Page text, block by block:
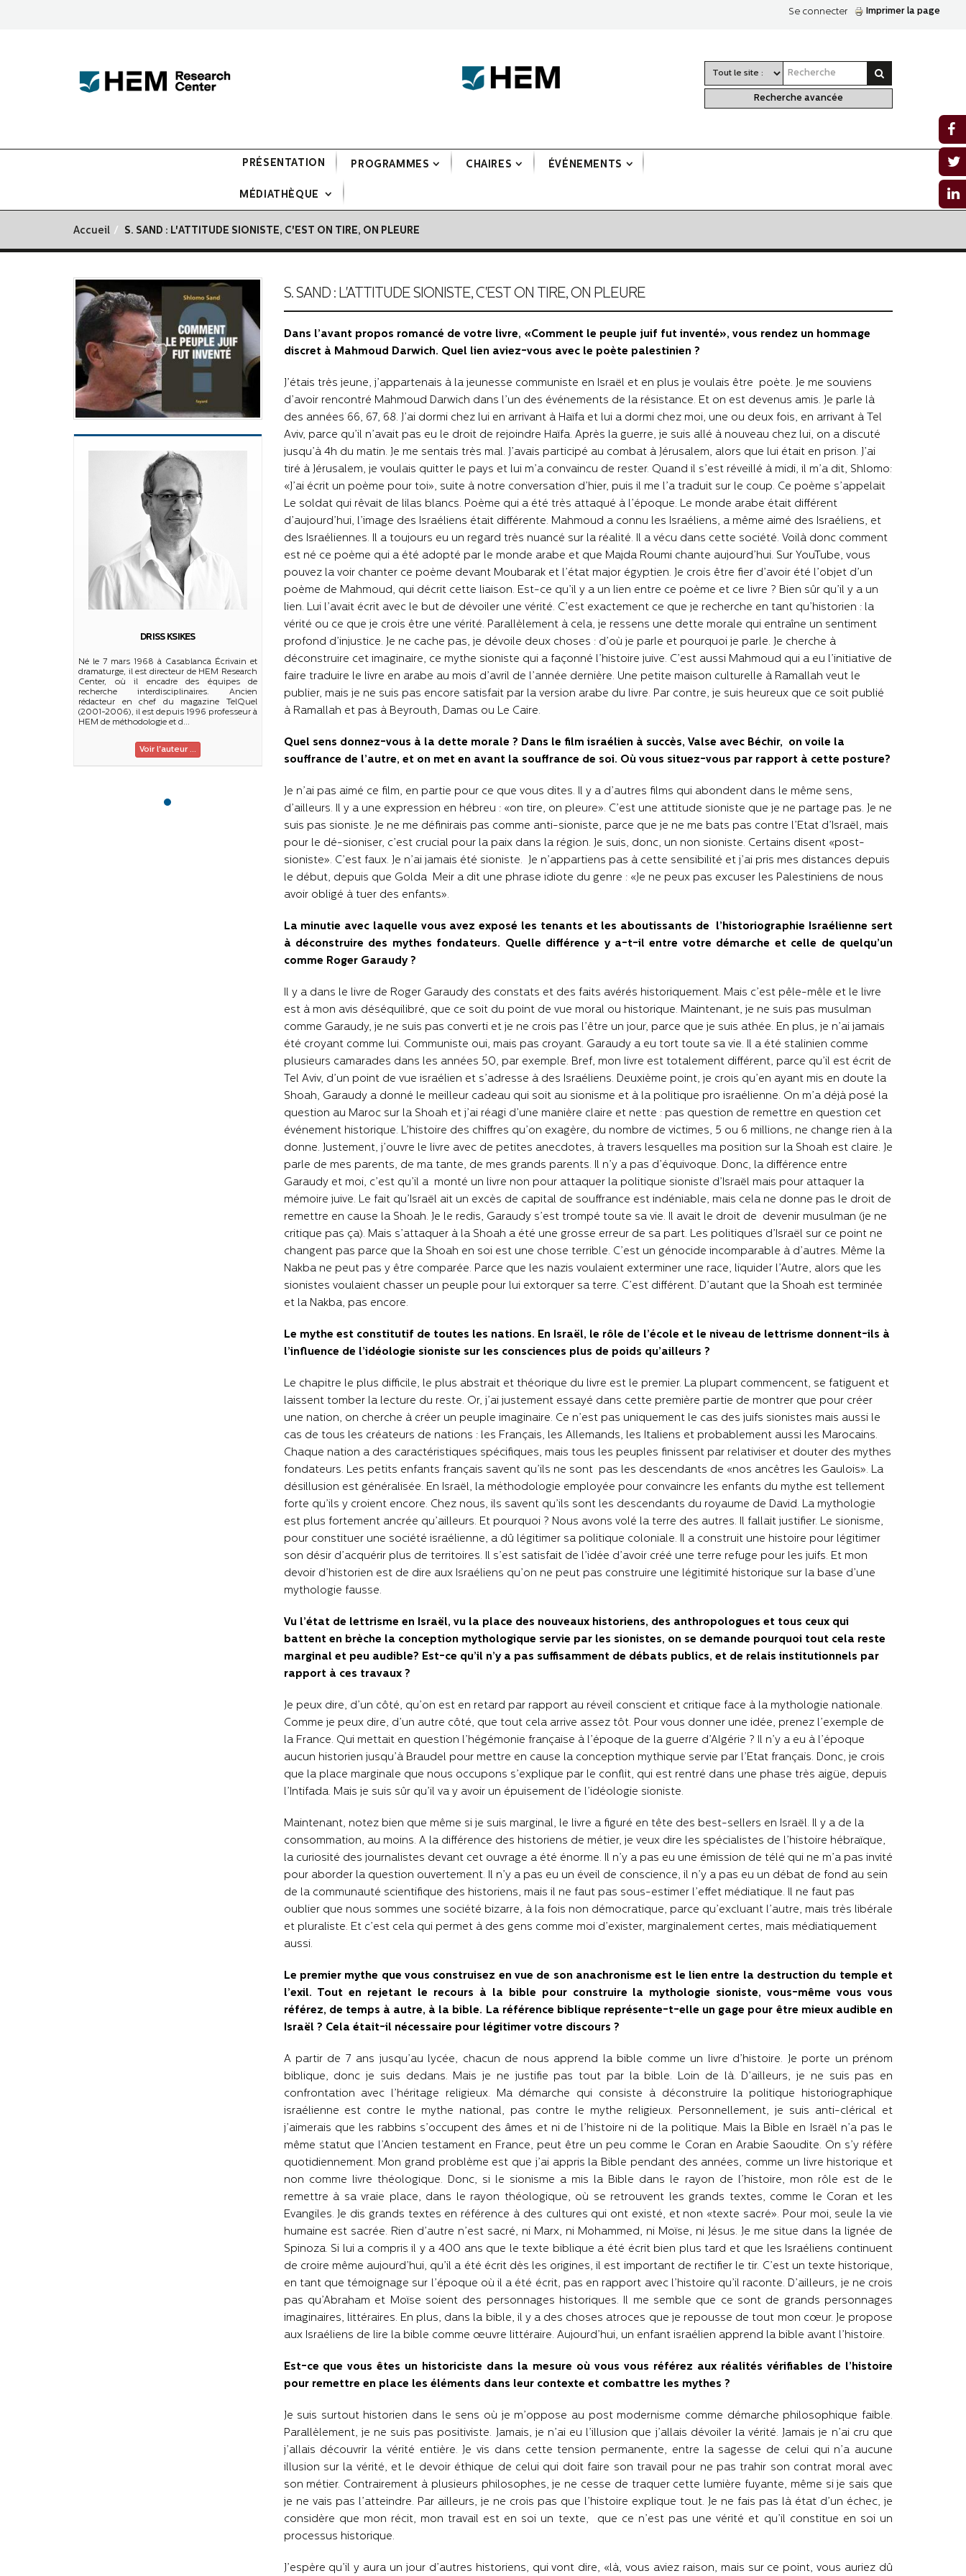
Se connecter Imprimer la page
Recherche avancée
PRÉSENTATION PROGRAMMES CHAIRES ÉVÉNEMENTS
MÉDIATHÈQUE
Accueil S. SAND : L'ATTITUDE SIONISTE, C'EST ON TIRE, ON PLEURE
DRISS KSIKES
Né le 7 mars 1968 à Casablanca Écrivain et
dramaturge, il est directeur de HEM Research
Center, où il encadre des équipes de
recherche interdisciplinaires. Ancien
rédacteur en chef du magazine TelQuel
(2001-2006), il est depuis 1996 professeur à
HEM de méthodologie et d...
Voir l'auteur ...
S. SAND : L'ATTITUDE SIONISTE, C'EST ON TIRE, ON PLEURE
Dans l’avant propos romancé de votre livre, «Comment le peuple juif fut inventé», vous rendez un hommage
discret à Mahmoud Darwich. Quel lien aviez-vous avec le poète palestinien ?
J’étais très jeune, j’appartenais à la jeunesse communiste en Israël et en plus je voulais être poète. Je me souviens
d’avoir rencontré Mahmoud Darwich dans l’un des événements de la résistance. Et on est devenus amis. Je parle là
des années 66, 67, 68. J’ai dormi chez lui en arrivant à Haïfa et lui a dormi chez moi, une ou deux fois, en arrivant à Tel
Aviv, parce qu’il n’avait pas eu le droit de rejoindre Haïfa. Après la guerre, je suis allé à nouveau chez lui, on a discuté
jusqu’à 4h du matin. Je me sentais très mal. J’avais participé au combat à Jérusalem, alors que lui était en prison. J’ai
tiré à Jérusalem, je voulais quitter le pays et lui m’a convaincu de rester. Quand il s’est réveillé à midi, il m’a dit, Shlomo:
«J’ai écrit un poème pour toi», suite à notre conversation d’hier, puis il me l’a traduit sur le coup. Ce poème s’appelait
Le soldat qui rêvait de lilas blancs. Poème qui a été très attaqué à l’époque. Le monde arabe était différent
d’aujourd’hui, l’image des Israéliens était différente. Mahmoud a connu les Israéliens, a même aimé des Israéliens, et
des Israéliennes. Il a toujours eu un regard très nuancé sur la réalité. Il a vécu dans cette société. Voilà donc comment
est né ce poème qui a été adopté par le monde arabe et que Majda Roumi chante aujourd’hui. Sur YouTube, vous
pouvez la voir chanter ce poème devant Moubarak et l’état major égyptien. Je crois être fier d’avoir été l’objet d’un
poème de Mahmoud, qui décrit cette liaison. Est-ce qu’il y a un lien entre ce poème et ce livre ? Bien sûr qu’il y a un
lien. Lui l’avait écrit avec le but de dévoiler une vérité. C’est exactement ce que je recherche en tant qu’historien : la
vérité ou ce que je crois être une vérité. Parallèlement à cela, je ressens une dette morale qui entraîne un sentiment
profond d’injustice. Je ne cache pas, je dévoile deux choses : d’où je parle et pourquoi je parle. Je cherche à
déconstruire cet imaginaire, ce mythe sioniste qui a façonné l’histoire juive. C’est aussi Mahmoud qui a eu l’initiative de
faire traduire le livre en arabe au mois d’avril de l’année dernière. Une petite maison culturelle à Ramallah veut le
publier, mais je ne suis pas encore satisfait par la version arabe du livre. Par contre, je suis heureux que ce soit publié
à Ramallah et pas à Beyrouth, Damas ou Le Caire.
Quel sens donnez-vous à la dette morale ? Dans le film israélien à succès, Valse avec Béchir, on voile la
souffrance de l’autre, et on met en avant la souffrance de soi. Où vous situez-vous par rapport à cette posture?
Je n’ai pas aimé ce film, en partie pour ce que vous dites. Il y a d’autres films qui abondent dans le même sens,
d’ailleurs. Il y a une expression en hébreu : «on tire, on pleure». C’est une attitude sioniste que je ne partage pas. Je ne
suis pas sioniste. Je ne me définirais pas comme anti-sioniste, parce que je ne me bats pas contre l’Etat d’Israël, mais
pour le dé-sioniser, c’est crucial pour la paix dans la région. Je suis, donc, un non sioniste. Certains disent «post-
sioniste». C’est faux. Je n’ai jamais été sioniste. Je n’appartiens pas à cette sensibilité et j’ai pris mes distances depuis
le début, depuis que Golda Meir a dit une phrase idiote du genre : «Je ne peux pas excuser les Palestiniens de nous
avoir obligé à tuer des enfants».
La minutie avec laquelle vous avez exposé les tenants et les aboutissants de l’historiographie Israélienne sert
à déconstruire des mythes fondateurs. Quelle différence y a-t-il entre votre démarche et celle de quelqu’un
comme Roger Garaudy ?
Il y a dans le livre de Roger Garaudy des constats et des faits avérés historiquement. Mais c’est pêle-mêle et le livre
est à mon avis déséquilibré, que ce soit du point de vue moral ou historique. Maintenant, je ne suis pas musulman
comme Garaudy, je ne suis pas converti et je ne crois pas l’être un jour, parce que je suis athée. En plus, je n’ai jamais
été croyant comme lui. Communiste oui, mais pas croyant. Garaudy a eu tort toute sa vie. Il a été stalinien comme
plusieurs camarades dans les années 50, par exemple. Bref, mon livre est totalement différent, parce qu’il est écrit de
Tel Aviv, d’un point de vue israélien et s’adresse à des Israéliens. Deuxième point, je crois qu’en ayant mis en doute la
Shoah, Garaudy a donné le meilleur cadeau qui soit au sionisme et à la politique pro israélienne. On m’a déjà posé la
question au Maroc sur la Shoah et j’ai réagi d’une manière claire et nette : pas question de remettre en question cet
événement historique. L’histoire des chiffres qu’on exagère, du nombre de victimes, 5 ou 6 millions, ne change rien à la
donne. Justement, j’ouvre le livre avec de petites anecdotes, à travers lesquelles ma position sur la Shoah est claire. Je
parle de mes parents, de ma tante, de mes grands parents. Il n’y a pas d’équivoque. Donc, la différence entre
Garaudy et moi, c’est qu’il a monté un livre non pour attaquer la politique sioniste d’Israël mais pour attaquer la
mémoire juive. Le fait qu’Israël ait un excès de capital de souffrance est indéniable, mais cela ne donne pas le droit de
remettre en cause la Shoah. Je le redis, Garaudy s’est trompé toute sa vie. Il avait le droit de devenir musulman (je ne
critique pas ça). Mais s’attaquer à la Shoah a été une grosse erreur de sa part. Les politiques d’Israël sur ce point ne
changent pas parce que la Shoah en soi est une chose terrible. C’est un génocide incomparable à d’autres. Même la
Nakba ne peut pas y être comparée. Parce que les nazis voulaient exterminer une race, liquider l’Autre, alors que les
sionistes voulaient chasser un peuple pour lui extorquer sa terre. C’est différent. D’autant que la Shoah est terminée
et la Nakba, pas encore.
Le mythe est constitutif de toutes les nations. En Israël, le rôle de l’école et le niveau de lettrisme donnent-ils à
l’influence de l’idéologie sioniste sur les consciences plus de poids qu’ailleurs ?
Le chapitre le plus difficile, le plus abstrait et théorique du livre est le premier. La plupart commencent, se fatiguent et
laissent tomber la lecture du reste. Or, j’ai justement essayé dans cette première partie de montrer que pour créer
une nation, on cherche à créer un peuple imaginaire. Ce n’est pas uniquement le cas des juifs sionistes mais aussi le
cas de tous les créateurs de nations : les Français, les Allemands, les Italiens et probablement aussi les Marocains.
Chaque nation a des caractéristiques spécifiques, mais tous les peuples finissent par relativiser et douter des mythes
fondateurs. Les petits enfants français savent qu’ils ne sont pas les descendants de «nos ancêtres les Gaulois». La
désillusion est généralisée. En Israël, la méthodologie employée pour convaincre les enfants du mythe est tellement
forte qu’ils y croient encore. Chez nous, ils savent qu’ils sont les descendants du royaume de David. La mythologie
est plus fortement ancrée qu’ailleurs. Et pourquoi ? Nous avons volé la terre des autres. Il fallait justifier. Le sionisme,
pour constituer une société israélienne, a dû légitimer sa politique coloniale. Il a construit une histoire pour légitimer
son désir d’acquérir plus de territoires. Il s’est satisfait de l’idée d’avoir créé une terre refuge pour les juifs. Et mon
devoir d’historien est de dire aux Israéliens qu’on ne peut pas construire une légitimité historique sur la base d’une
mythologie fausse.
Vu l’état de lettrisme en Israël, vu la place des nouveaux historiens, des anthropologues et tous ceux qui
battent en brèche la conception mythologique servie par les sionistes, on se demande pourquoi tout cela reste
marginal et peu audible? Est-ce qu’il n’y a pas suffisamment de débats publics, et de relais institutionnels par
rapport à ces travaux ?
Je peux dire, d’un côté, qu’on est en retard par rapport au réveil conscient et critique face à la mythologie nationale.
Comme je peux dire, d’un autre côté, que tout cela arrive assez tôt. Pour vous donner une idée, prenez l’exemple de
la France. Qui mettait en question l’hégémonie française à l’époque de la guerre d’Algérie ? Il n’y a eu à l’époque
aucun historien jusqu’à Braudel pour mettre en cause la conception mythique servie par l’Etat français. Donc, je crois
que la place marginale que nous occupons s’explique par le conflit, qui est rentré dans une phase très aigüe, depuis
l’Intifada. Mais je suis sûr qu’il va y avoir un épuisement de l’idéologie sioniste.
Maintenant, notez bien que même si je suis marginal, le livre a figuré en tête des best-sellers en Israël. Il y a de la
consommation, au moins. A la différence des historiens de métier, je veux dire les spécialistes de l’histoire hébraïque,
la curiosité des journalistes devant cet ouvrage a été énorme. Il n’y a pas eu une émission de télé qui ne m’a pas invité
pour aborder la question ouvertement. Il n’y a pas eu un éveil de conscience, il n’y a pas eu un débat de fond au sein
de la communauté scientifique des historiens, mais il ne faut pas sous-estimer l’effet médiatique. Il ne faut pas
oublier que nous sommes une société bizarre, à la fois non démocratique, parce qu’excluant l’autre, mais très libérale
et pluraliste. Et c’est cela qui permet à des gens comme moi d’exister, marginalement certes, mais médiatiquement
aussi.
Le premier mythe que vous construisez en vue de son anachronisme est le lien entre la destruction du temple et
l’exil. Tout en rejetant le recours à la bible pour construire la mythologie sioniste, vous-même vous vous
référez, de temps à autre, à la bible. La référence biblique représente-t-elle un gage pour être mieux audible en
Israël ? Cela était-il nécessaire pour légitimer votre discours ?
A partir de 7 ans jusqu’au lycée, chacun de nous apprend la bible comme un livre d’histoire. Je porte un prénom
biblique, donc je suis dedans. Mais je ne justifie pas tout par la bible. Loin de là. D’ailleurs, je ne suis pas en
confrontation avec l’héritage religieux. Ma démarche qui consiste à déconstruire la politique historiographique
israélienne est contre le mythe national, pas contre le mythe religieux. Personnellement, je suis anti-clérical et
j’aimerais que les rabbins s’occupent des âmes et ni de l’histoire ni de la politique. Mais la Bible en Israël n’a pas le
même statut que l’Ancien testament en France, peut être un peu comme le Coran en Arabie Saoudite. On s’y réfère
quotidiennement. Mon grand problème est que j’ai appris la Bible pendant des années, comme un livre historique et
non comme livre théologique. Donc, si le sionisme a mis la Bible dans le rayon de l’histoire, mon rôle est de le
remettre à sa vraie place, dans le rayon théologique, où se retrouvent les grands textes, comme le Coran et les
Evangiles. Je dis grands textes en référence à des cultures qui ont existé, et non «texte sacré». Pour moi, seule la vie
humaine est sacrée. Rien d’autre n’est sacré, ni Marx, ni Mohammed, ni Moïse, ni Jésus. Je me situe dans la lignée de
Spinoza. Si lui a compris il y a 400 ans que le texte biblique a été écrit bien plus tard et que les Israéliens continuent
de croire même aujourd’hui, qu’il a été écrit dès les origines, il est important de rectifier le tir. C’est un texte historique,
en tant que témoignage sur l’époque où il a été écrit, pas en rapport avec l’histoire qu’il raconte. D’ailleurs, je ne crois
pas qu’Abraham et Moïse soient des personnages historiques. Il me semble que ce sont de grands personnages
imaginaires, littéraires. En plus, dans la bible, il y a des choses atroces que je repousse de tout mon cœur. Je propose
aux Israéliens de lire la bible comme œuvre littéraire. Aujourd’hui, un enfant israélien apprend la bible avant l’histoire.
Est-ce que vous êtes un historiciste dans la mesure où vous vous référez aux réalités vérifiables de l’histoire
pour remettre en place les éléments dans leur contexte et combattre les mythes ?
Je suis surtout historien dans le sens où je m’oppose au post modernisme comme démarche philosophique faible.
Parallèlement, je ne suis pas positiviste. Jamais, je n’ai eu l’illusion que j’allais dévoiler la vérité. Jamais je n’ai cru que
j’allais découvrir la vérité entière. Je vis dans cette tension permanente, entre la sagesse de celui qui n’a aucune
illusion sur la vérité, et le devoir éthique de celui qui doit faire son travail pour ne pas trahir son contrat moral avec
son métier. Contrairement à plusieurs philosophes, je ne cesse de traquer cette lumière fuyante, même si je sais que
je ne vais pas l’atteindre. Par ailleurs, je ne crois pas que l’histoire explique tout. Je ne fais pas là état d’un échec, je
considère que mon récit, mon travail est en soi un texte, que ce n’est pas une vérité et qu’il constitue en soi un
processus historique.
J’espère qu’il y aura un jour d’autres historiens, qui vont dire, «là, vous aviez raison, mais sur ce point, vous auriez dû